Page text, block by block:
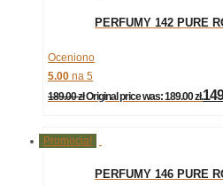
PERFUMY 142 PURE
Oceniono
5.00 na 5
189.00zł Original price was: 189.00 zł.
Promocja!
PERFUMY 146 PURE